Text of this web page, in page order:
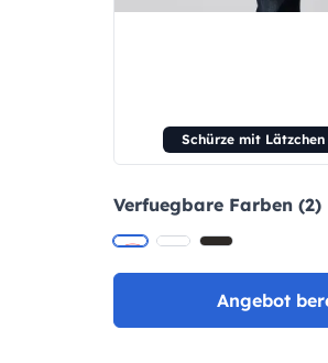
Schürze mit Lätzchen
Verfuegbare Farben (2)
Angebot